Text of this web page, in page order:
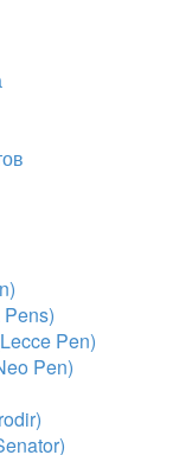
Pen)
Pen)